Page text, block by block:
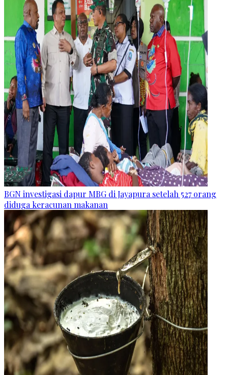
BGN investigasi dapur MBG di Jayapura setelah 527 orang
diduga keracunan makanan